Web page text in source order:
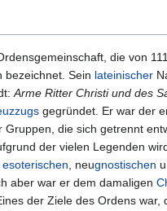
die von
bezeichnet. Sein lateinischer
Arme Ritter Christi und des
gegründet. Er war der
die sich getrennt
der vielen Legenden
esoterischen , neugnostischen
aber war er dem damaligen
der Ziele des Ordens war,